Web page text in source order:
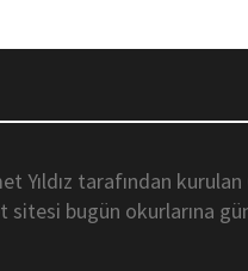
Yıldız tarafından
sitesi bugün okurlarına